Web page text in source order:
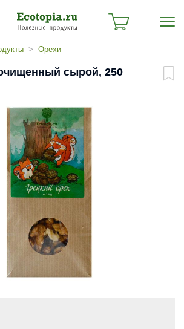
Орехи
сырой, 250